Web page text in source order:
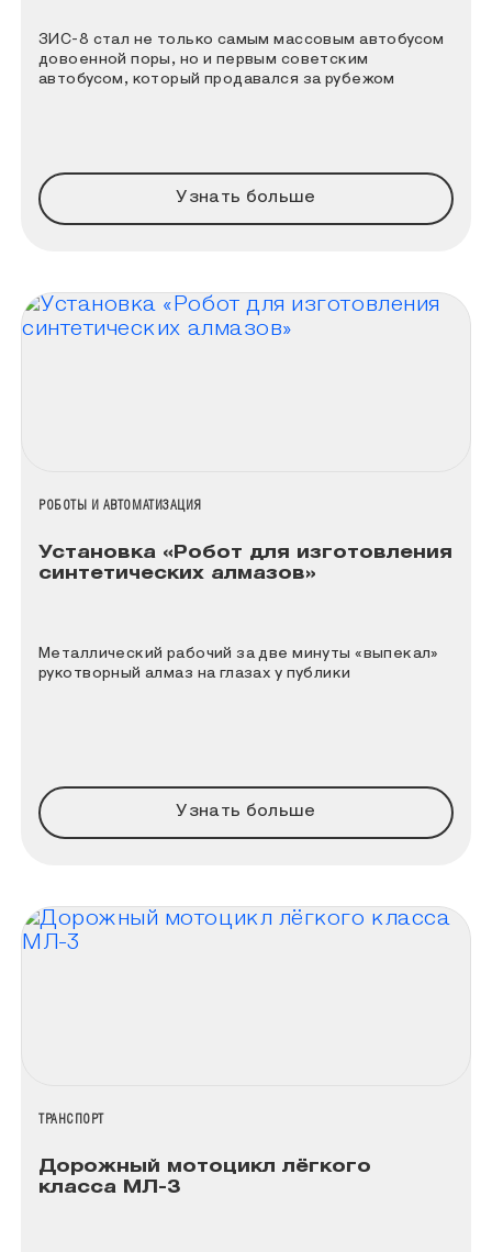
ЗИС-8 стал не только самым массовым автобусом
довоенной поры, но и первым советским
автобусом, который продавался за рубежом
Узнать больше
НАЗВАНИЕ КОЛЛЕКЦИИ
РОБОТЫ И АВТОМАТИЗАЦИЯ
Установка «Робот для изготовления
синтетических алмазов»
Металлический рабочий за две минуты «выпекал»
рукотворный алмаз на глазах у публики
Узнать больше
НАЗВАНИЕ КОЛЛЕКЦИИ
ТРАНСПОРТ
Дорожный мотоцикл лёгкого
класса МЛ-3